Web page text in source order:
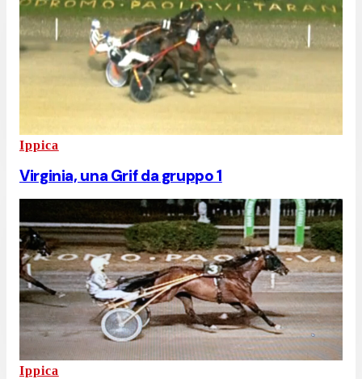
Ippica
Virginia, una Grif da gruppo 1
Ippica